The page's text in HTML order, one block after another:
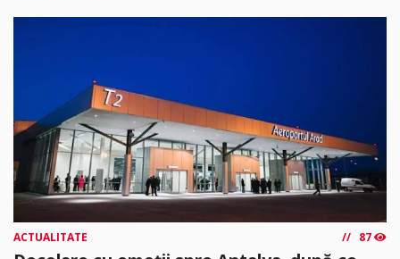
ACTUALITATE 87